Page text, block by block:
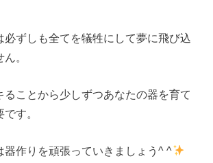
必ずしも全てを犠牲にして夢に飛び込
。
ることから少しずつあなたの器を育て
す。
器作りを頑張っていきましょう^ ^